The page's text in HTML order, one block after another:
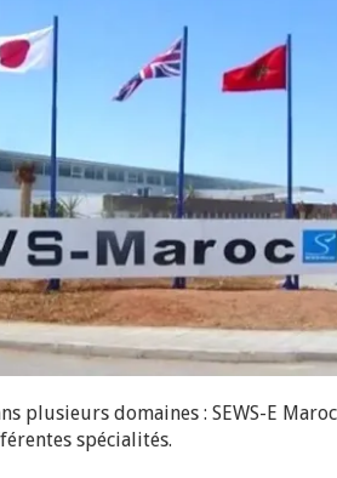
plusieurs domaines : SEWS-E
spécialités.